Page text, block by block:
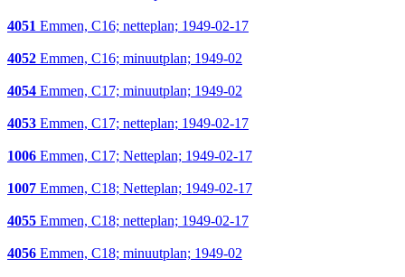
4051 Emmen, C16; netteplan; 1949-02-17
4052 Emmen, C16; minuutplan; 1949-02
4054 Emmen, C17; minuutplan; 1949-02
4053 Emmen, C17; netteplan; 1949-02-17
1006 Emmen, C17; Netteplan; 1949-02-17
1007 Emmen, C18; Netteplan; 1949-02-17
4055 Emmen, C18; netteplan; 1949-02-17
4056 Emmen, C18; minuutplan; 1949-02